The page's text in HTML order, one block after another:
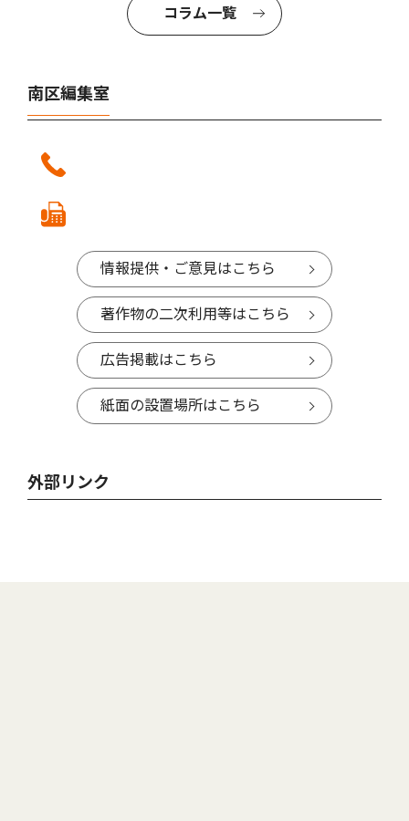
コラム一覧
南区編集室
情報提供・ご意見はこちら
著作物の二次利用等はこちら
広告掲載はこちら
紙面の設置場所はこちら
外部リンク